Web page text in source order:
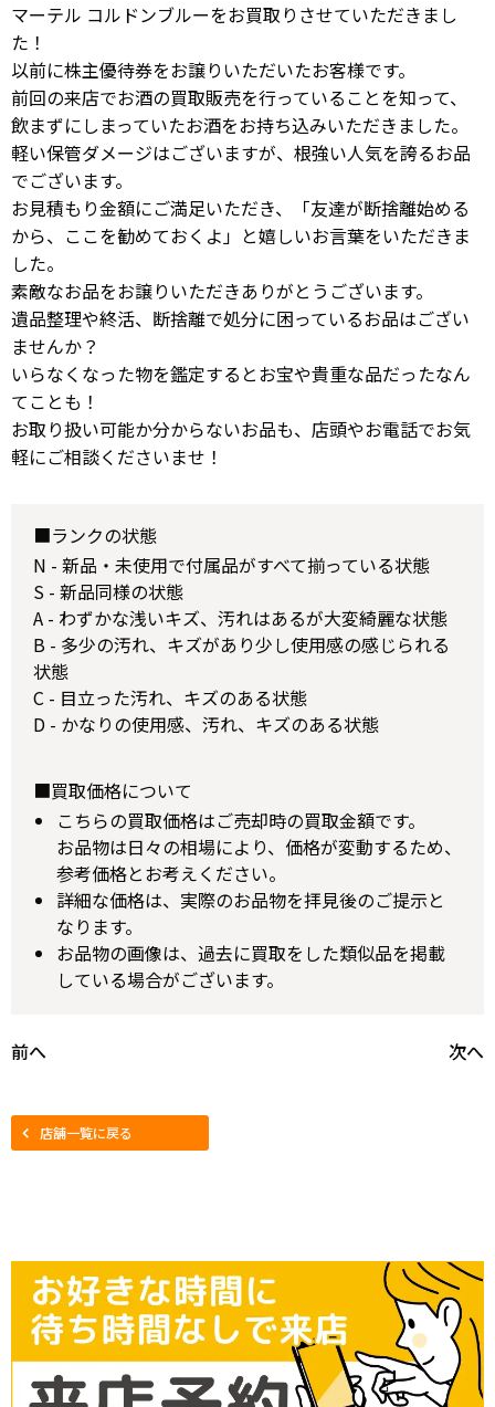
マーテル コルドンブルーをお買取りさせていただきまし
た！
以前に株主優待券をお譲りいただいたお客様です。
前回の来店でお酒の買取販売を行っていることを知って、
飲まずにしまっていたお酒をお持ち込みいただきました。
軽い保管ダメージはございますが、根強い人気を誇るお品
でございます。
お見積もり金額にご満足いただき、「友達が断捨離始める
から、ここを勧めておくよ」と嬉しいお言葉をいただきま
した。
素敵なお品をお譲りいただきありがとうございます。
遺品整理や終活、断捨離で処分に困っているお品はござい
ませんか？
いらなくなった物を鑑定するとお宝や貴重な品だったなん
てことも！
お取り扱い可能か分からないお品も、店頭やお電話でお気
軽にご相談くださいませ！
■ランクの状態
N - 新品・未使用で付属品がすべて揃っている状態
S - 新品同様の状態
A - わずかな浅いキズ、汚れはあるが大変綺麗な状態
B - 多少の汚れ、キズがあり少し使用感の感じられる
状態
C - 目立った汚れ、キズのある状態
D - かなりの使用感、汚れ、キズのある状態
■買取価格について
こちらの買取価格はご売却時の買取金額です。
お品物は日々の相場により、価格が変動するため、
参考価格とお考えください。
詳細な価格は、実際のお品物を拝見後のご提示と
なります。
お品物の画像は、過去に買取をした類似品を掲載
している場合がございます。
前へ 次へ
店舗一覧に戻る